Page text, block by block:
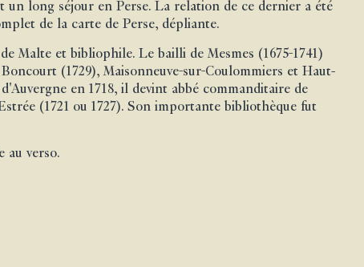
un long séjour en Perse. La relation de ce dernier a été
de la carte de Perse, dépliante.
Malte et bibliophile. Le bailli de Mesmes (1675-1741)
(1729), Maisonneuve-sur-Coulommiers et Haut-
en 1718, il devint abbé commanditaire de
(1721 ou 1727). Son importante bibliothèque fut
au verso.